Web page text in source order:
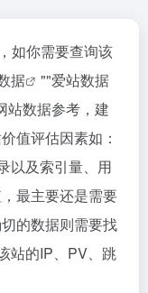
如你需要查询该
据 ""爱站数据
站数据参考，建
值评估因素如：
以及索引量、用
最主要还是需要
的数据则需要找
站的IP、PV、跳